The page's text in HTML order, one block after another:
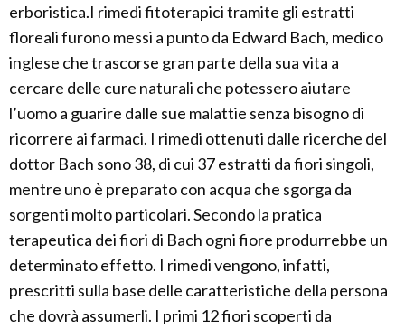
erboristica.I rimedi fitoterapici tramite gli estratti
floreali furono messi a punto da Edward Bach, medico
inglese che trascorse gran parte della sua vita a
cercare delle cure naturali che potessero aiutare
l’uomo a guarire dalle sue malattie senza bisogno di
ricorrere ai farmaci. I rimedi ottenuti dalle ricerche del
dottor Bach sono 38, di cui 37 estratti da fiori singoli,
mentre uno è preparato con acqua che sgorga da
sorgenti molto particolari. Secondo la pratica
terapeutica dei fiori di Bach ogni fiore produrrebbe un
determinato effetto. I rimedi vengono, infatti,
prescritti sulla base delle caratteristiche della persona
che dovrà assumerli. I primi 12 fiori scoperti da